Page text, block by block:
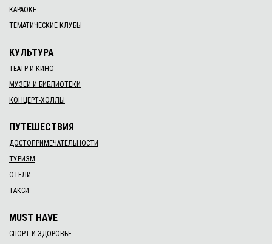
КАРАОКЕ
ТЕМАТИЧЕСКИЕ КЛУБЫ
КУЛЬТУРА
ТЕАТР И КИНО
МУЗЕИ И БИБЛИОТЕКИ
КОНЦЕРТ-ХОЛЛЫ
ПУТЕШЕСТВИЯ
ДОСТОПРИМЕЧАТЕЛЬНОСТИ
ТУРИЗМ
ОТЕЛИ
ТАКСИ
MUST HAVE
СПОРТ И ЗДОРОВЬЕ